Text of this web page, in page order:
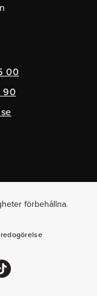
00
90
förbehållna.